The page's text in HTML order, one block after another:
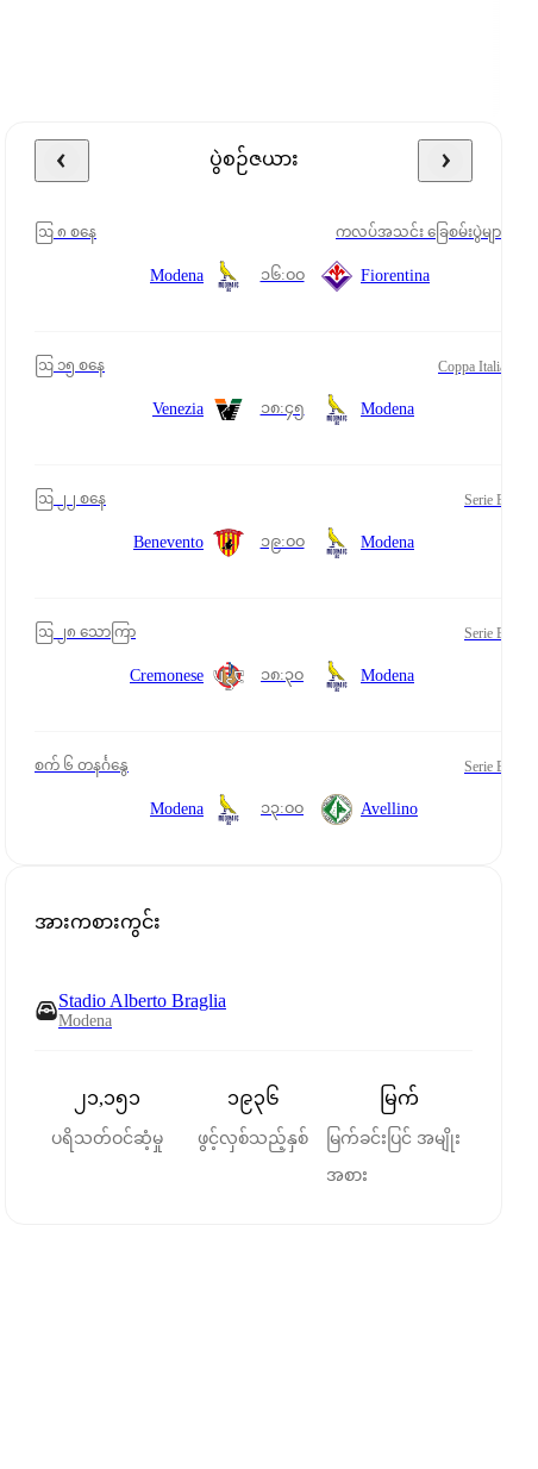
ပွဲစဉ်ဇယား
ဩ ၈ စနေ ကလပ်အသင်း ခြေစမ်းပွဲများ
Modena ၁၆:၀၀ Fiorentina
ဩ ၁၅ စနေ Coppa Italia
Venezia ၁၈:၄၅ Modena
ဩ ၂၂ စနေ Serie B
Benevento ၁၉:၀၀ Modena
ဩ ၂၈ သောကြာ Serie B
Cremonese ၁၈:၃၀ Modena
စက် ၆ တနင်္ဂနွေ Serie B
Modena ၁၃:၀၀ Avellino
အားကစားကွင်း
Stadio Alberto Braglia
Modena
၂၁,၁၅၁
ပရိသတ်ဝင်ဆံ့မှု
၁၉၃၆
ဖွင့်လှစ်သည့်နှစ်
မြက်
မြက်ခင်းပြင် အမျိုး
အစား